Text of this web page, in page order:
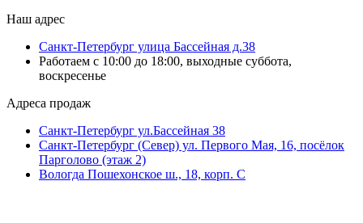
Наш адрес
Санкт-Петербург улица Бассейная д.38
Работаем с 10:00 до 18:00, выходные суббота,
воскресенье
Адреса продаж
Санкт-Петербург ул.Бассейная 38
Санкт-Петербург (Север) ул. Первого Мая, 16, посёлок
Парголово (этаж 2)
Вологда Пошехонское ш., 18, корп. С